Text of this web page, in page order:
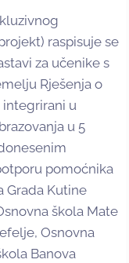
raspisuje se
za učenike s
Rješenja o
u
u 5
pomoćnika
Grada Kutine
škola Mate
Osnovna
Banova